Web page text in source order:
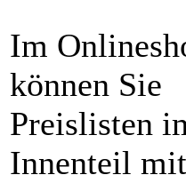
Im
können Sie
Preislisten
Innenteil